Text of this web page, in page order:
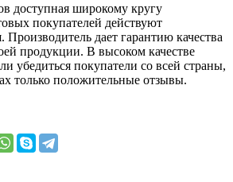
доступная широкому кругу
покупателей действуют
Производитель дает гарантию качества
продукции. В высоком качестве
убедиться покупатели со всей страны,
только положительные отзывы.